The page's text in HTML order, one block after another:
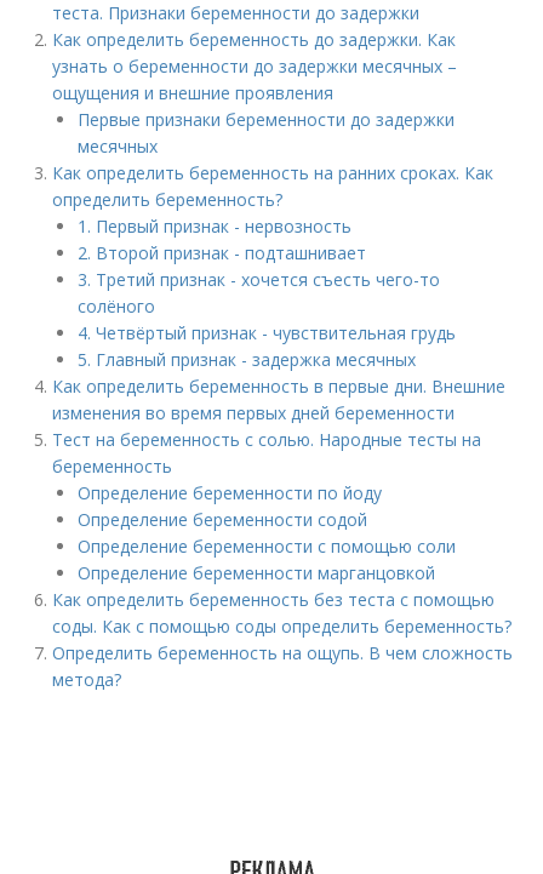
теста. Признаки беременности до задержки
Как определить беременность до задержки. Как
узнать о беременности до задержки месячных –
ощущения и внешние проявления
Первые признаки беременности до задержки
месячных
Как определить беременность на ранних сроках. Как
определить беременность?
1. Первый признак - нервозность
2. Второй признак - подташнивает
3. Третий признак - хочется съесть чего-то
солёного
4. Четвёртый признак - чувствительная грудь
5. Главный признак - задержка месячных
Как определить беременность в первые дни. Внешние
изменения во время первых дней беременности
Тест на беременность с солью. Народные тесты на
беременность
Определение беременности по йоду
Определение беременности содой
Определение беременности с помощью соли
Определение беременности марганцовкой
Как определить беременность без теста с помощью
соды. Как с помощью соды определить беременность?
Определить беременность на ощупь. В чем сложность
метода?